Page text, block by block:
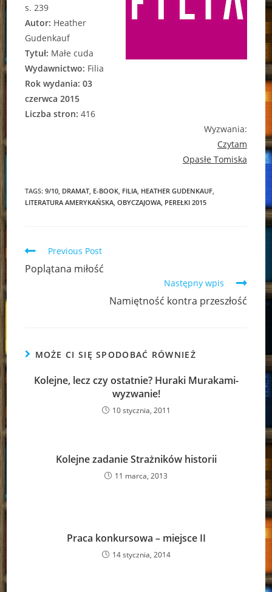
s. 239
Autor: Heather
Gudenkauf
Tytuł: Małe cuda
Wydawnictwo: Filia
Rok wydania: 03
czerwca 2015
Liczba stron:416
Wyzwania:
Czytam
Opasłe Tomiska
TAGS:9/10, DRAMAT, E-BOOK, FILIA, HEATHER GUDENKAUF,
LITERATURA AMERYKAŃSKA, OBYCZAJOWA, PEREŁKI 2015
Read
more
articles
Previous Post
Poplątana miłość
Następny wpis
Namiętność kontra przeszłość
MOŻE CI SIĘ SPODOBAĆ RÓWNIEŻ
Kolejne, lecz czy ostatnie? Huraki Murakami-
wyzwanie!
10 stycznia, 2011
Kolejne zadanie Strażników historii
11 marca, 2013
Praca konkursowa – miejsce II
14 stycznia, 2014